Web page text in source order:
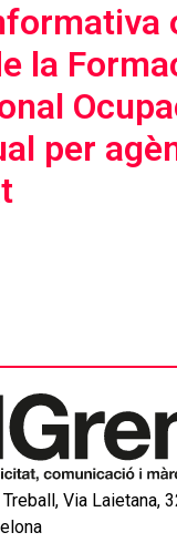
la
per
Via Laietana,